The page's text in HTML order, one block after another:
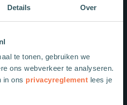
Details Over
te tonen, gebruiken we
ons webverkeer te analyseren.
in ons privacyreglement lees je